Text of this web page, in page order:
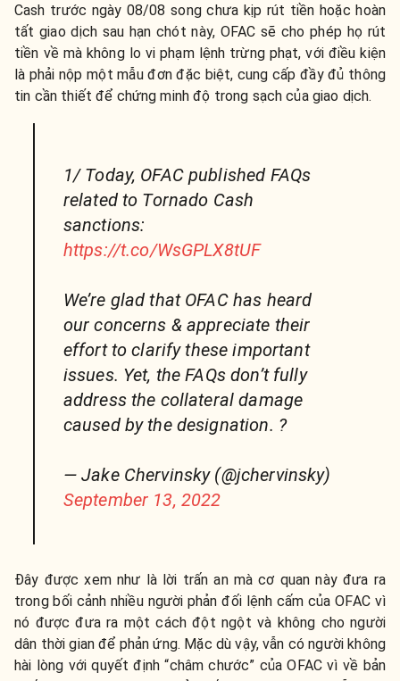
Cash trước ngày 08/08 song chưa kịp rút tiền hoặc hoàn
tất giao dịch sau hạn chót này, OFAC sẽ cho phép họ rút
tiền về mà không lo vi phạm lệnh trừng phạt, với điều kiện
là phải nộp một mẫu đơn đặc biệt, cung cấp đầy đủ thông
tin cần thiết để chứng minh độ trong sạch của giao dịch.
1/ Today, OFAC published FAQs
related to Tornado Cash
sanctions:
https://t.co/WsGPLX8tUF
We’re glad that OFAC has heard
our concerns & appreciate their
effort to clarify these important
issues. Yet, the FAQs don’t fully
address the collateral damage
caused by the designation. ?
— Jake Chervinsky (@jchervinsky)
September 13, 2022
Đây được xem như là lời trấn an mà cơ quan này đưa ra
trong bối cảnh nhiều người phản đối lệnh cấm của OFAC vì
nó được đưa ra một cách đột ngột và không cho người
dân thời gian để phản ứng. Mặc dù vậy, vẫn có người không
hài lòng với quyết định “châm chước” của OFAC vì về bản